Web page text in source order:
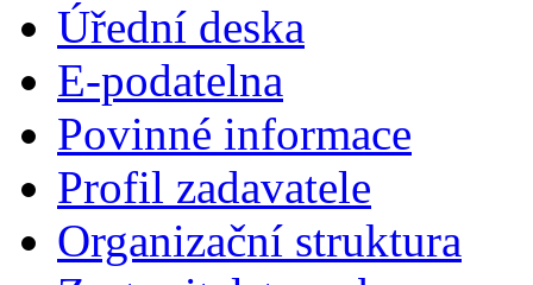
Úřední deska
E-podatelna
Povinné informace
Profil zadavatele
Organizační struktura